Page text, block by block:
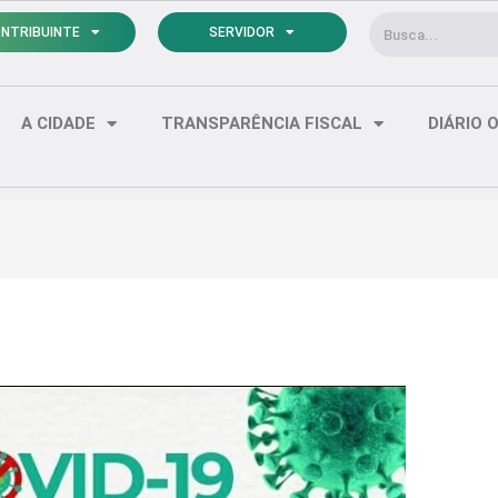
SERVIDOR Pesquisar
A CIDADE TRANSPARÊNCIA FISCAL DIÁRIO